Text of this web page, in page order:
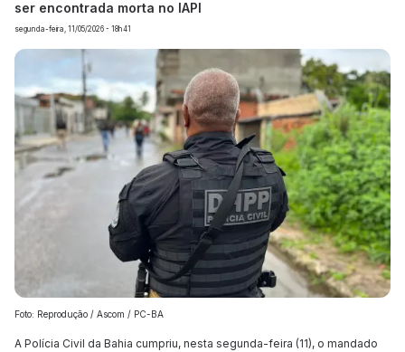
ser encontrada morta no IAPI
segunda-feira, 11/05/2026 - 18h41
Foto: Reprodução / Ascom / PC-BA
A Polícia Civil da Bahia cumpriu, nesta segunda-feira (11), o mandado